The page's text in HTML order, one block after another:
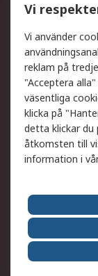
DesignSpark
Ditt lokala
Support
Få hjälp
Leverans
Begär en
Om RS
Det juridiska
Jobba hos RS
Vi
Vi använder
reklam på
"Acceptera
väsentliga
klicka på
detta klickar du
åtkomsten till
information i